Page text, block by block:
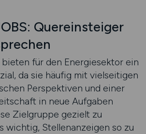
Quereinsteiger
für den Energiesektor ein
da sie häufig mit vielseitigen
Perspektiven und einer
in neue Aufgaben
Zielgruppe gezielt zu
wichtig, Stellenanzeigen so zu